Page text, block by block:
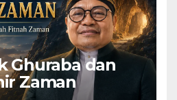
Ghuraba dan
Zaman